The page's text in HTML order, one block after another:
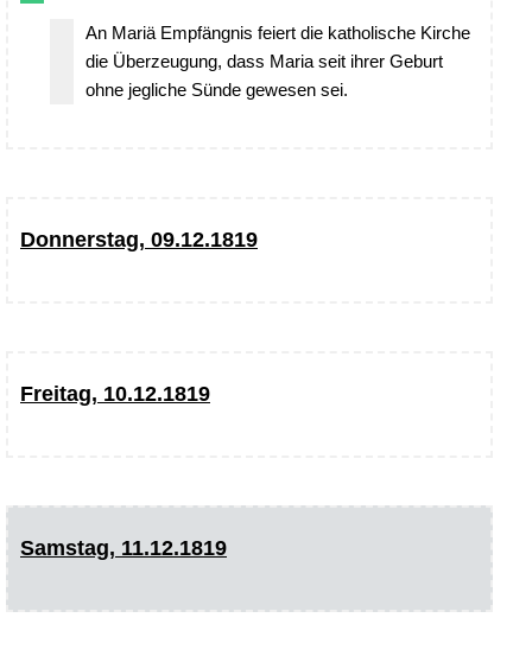
An Mariä Empfängnis feiert die katholische Kirche
die Überzeugung, dass Maria seit ihrer Geburt
ohne jegliche Sünde gewesen sei.
Donnerstag, 09.12.1819
Freitag, 10.12.1819
Samstag, 11.12.1819